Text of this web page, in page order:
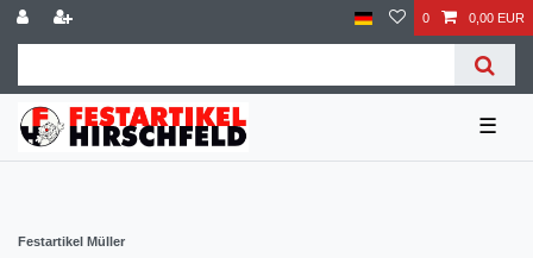
0 0,00 EUR
☰
Festartikel Müller